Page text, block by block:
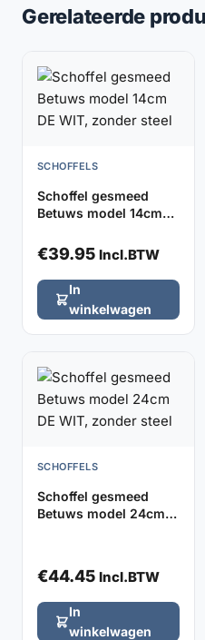
Gerelateerde
SCHOFFELS
Schoffel gesmeed
Betuws model 14cm
€39.95 Incl.BTW
In
winkelwagen
SCHOFFELS
Schoffel gesmeed
Betuws model 24cm
€44.45 Incl.BTW
In
winkelwagen